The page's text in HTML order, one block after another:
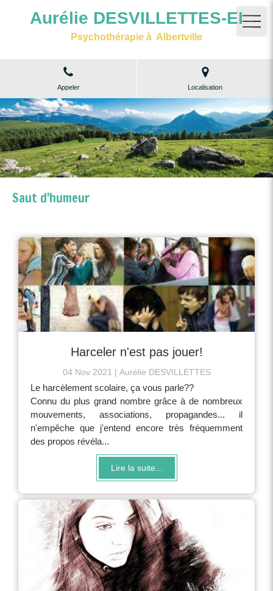
Aurélie DESVILLETTES-EI
Psychothérapie à Albertville
Appeler Localisation
Saut d'humeur
Harceler n'est pas jouer!
04 Nov 2021 Aurélie DESVILLETTES
Le harcèlement scolaire, ça vous parle??
Connu du plus grand nombre grâce à de nombreux
mouvements, associations, propagandes... il
n'empêche que j'entend encore très fréquemment
des propos révéla...
Lire la suite...